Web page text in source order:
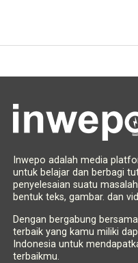
Inwepo adalah media
untuk belajar dan berbagi
penyelesaian suatu
bentuk teks, gambar. dan
Dengan bergabung
terbaik yang kamu miliki
Indonesia untuk
terbaikmu.